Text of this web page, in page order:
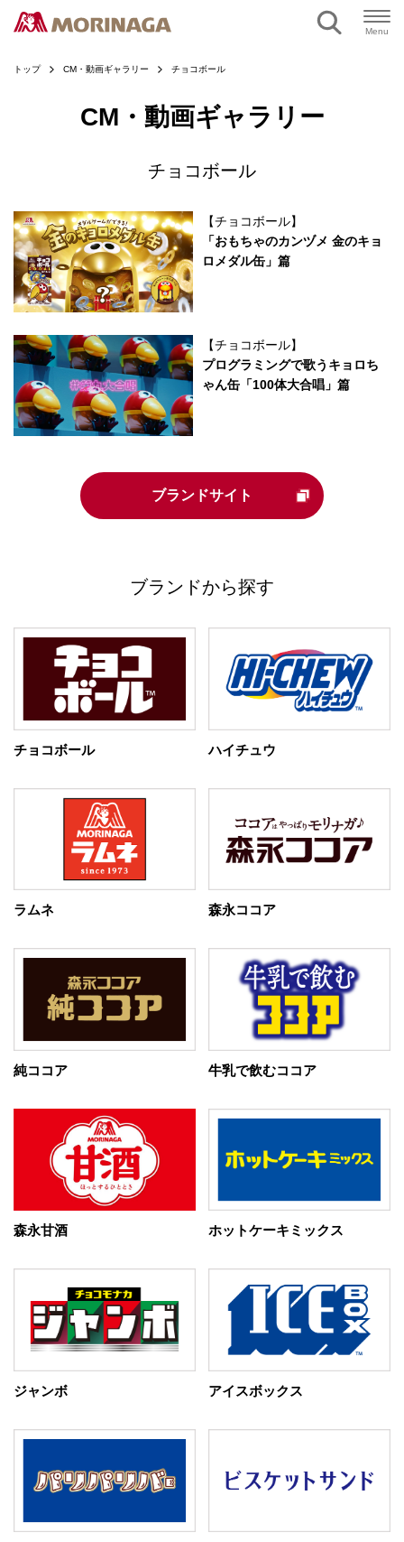
Menu
トップ CM・動画ギャラリー チョコボール
CM・動画ギャラリー
チョコボール
【チョコボール】
「おもちゃのカンヅメ 金のキョ
ロメダル缶」篇
【チョコボール】
プログラミングで歌うキョロち
ゃん缶「100体大合唱」篇
ブランドサイト
ブランドから探す
チョコボール ハイチュウ
ラムネ 森永ココア
純ココア 牛乳で飲むココア
森永甘酒 ホットケーキミックス
ジャンボ アイスボックス